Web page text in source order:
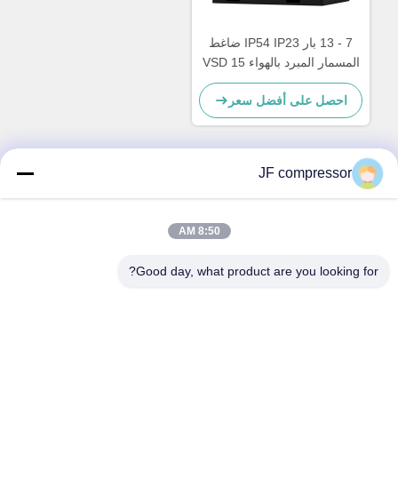
7 - 13 بار IP54 IP23 ضاغط
المسمار المبرد بالهواء VSD 15
- 132KW معتمد CE
احصل على أفضل سعر
اتصال سريع
رقم 99 شارع شينغتشو، منطقة هويشان، مدينة ووشي، مقاطعة
JF compressor
8:50 AM
Good day, what product are you looking for?